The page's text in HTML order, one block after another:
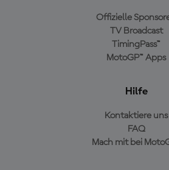
Offizielle
TV Broadcast
TimingPass™
MotoGP™ Apps
Hilfe
Kontaktiere uns
FAQ
Mach mit bei